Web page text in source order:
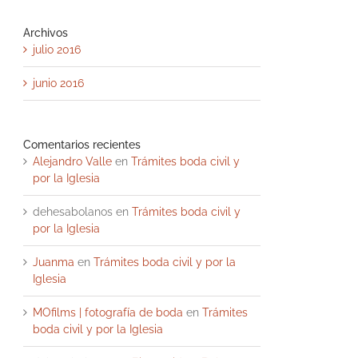
Archivos
julio 2016
junio 2016
Comentarios recientes
Alejandro Valle en Trámites boda civil y
por la Iglesia
dehesabolanos en Trámites boda civil y
por la Iglesia
Juanma en Trámites boda civil y por la
Iglesia
MOfilms | fotografía de boda en Trámites
boda civil y por la Iglesia